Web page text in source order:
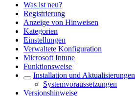
Was ist neu?
Registrierung
Anzeige von Hinweisen
Kategorien
Einstellungen
Verwaltete Konfiguration
Microsoft Intune
Funktionsweise
Installation und Aktualisierungen
Systemvoraussetzungen
Versionshinweise